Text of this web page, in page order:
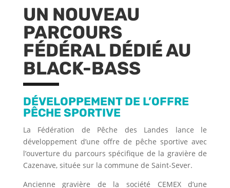
UN NOUVEAU
PARCOURS
FÉDÉRAL DÉDIÉ AU
BLACK-BASS
DÉVELOPPEMENT DE L’OFFRE
PÊCHE SPORTIVE
La Fédération de Pêche des Landes lance le
développement d’une offre de pêche sportive avec
l’ouverture du parcours spécifique de la gravière de
Cazenave, située sur la commune de Saint-Sever.
Ancienne gravière de la société CEMEX d’une